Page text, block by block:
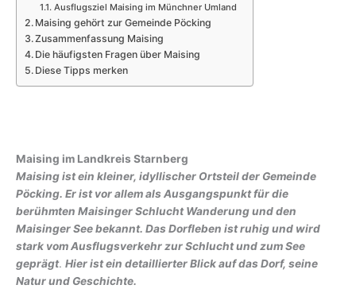
Ausflugsziel Maising im Münchner Umland
Maising gehört zur Gemeinde Pöcking
Zusammenfassung Maising
Die häufigsten Fragen über Maising
Diese Tipps merken
Maising im Landkreis Starnberg
Maising ist ein kleiner, idyllischer Ortsteil der Gemeinde
Pöcking. Er ist vor allem als Ausgangspunkt für die
berühmten Maisinger Schlucht Wanderung und den
Maisinger See bekannt. Das Dorfleben ist ruhig und wird
stark vom Ausflugsverkehr zur Schlucht und zum See
geprägt. Hier ist ein detaillierter Blick auf das Dorf, seine
Natur und Geschichte.